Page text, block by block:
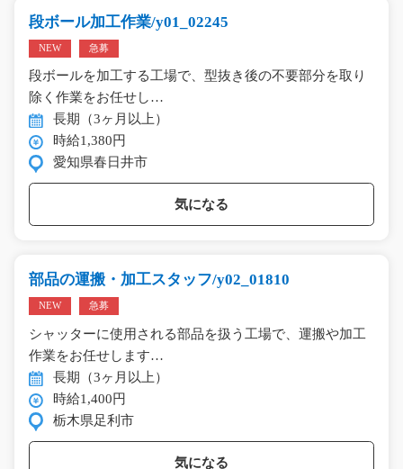
段ボール加工作業/y01_02245
NEW 急募
段ボールを加工する工場で、型抜き後の不要部分を取り
除く作業をお任せし…
長期（3ヶ月以上）
時給1,380円
愛知県春日井市
気になる
部品の運搬・加工スタッフ/y02_01810
NEW 急募
シャッターに使用される部品を扱う工場で、運搬や加工
作業をお任せします…
長期（3ヶ月以上）
時給1,400円
栃木県足利市
気になる